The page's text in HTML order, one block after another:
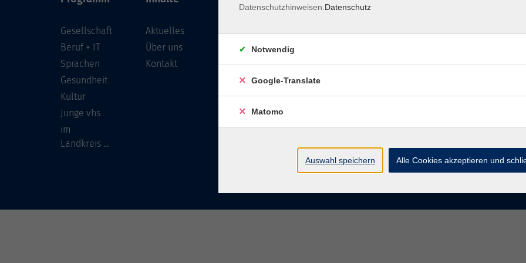
Gesellschaft
Beruf + IT
Sprachen
Gesundheit
Kultur
Junge vhs
im
Landkreis ...
Aktuelles
Über uns
Kontakt
96450 Coburg
info@vhs-coburg.de
Tel: 09561 8825-0
Datenschutzhinweisen. Datenschutz
Notwendig
Google-Translate
Matomo
Auswahl speichern Alle Cookies akzeptieren und